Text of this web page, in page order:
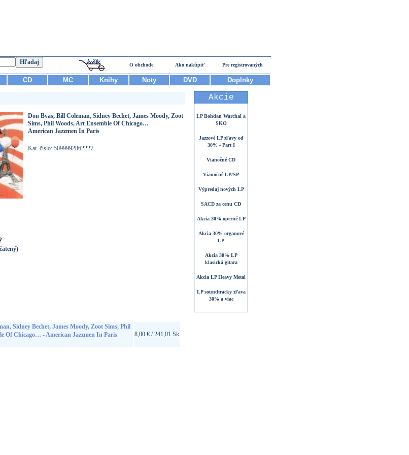
O obchode Ako nakúpiť Pre registrovaných
CD MC Knihy Noty DVD Doplnky
Don Byas, Bill Coleman, Sidney Bechet, James Moody, Zoot
Sims, Phil Woods, Art Ensemble Of Chicago…
American Jazzmen In Paris
Kat. číslo: 5099992862227
Sidney Bechet, James Moody, Zoot Sims, Phil
Of Chicago… - American Jazzmen In Paris
8,00 € / 241,01 Sk
Akcie
LP Bohdan Warchal a
SKO
Jazzové LP zľavy od
30% - Part I
Vianočné CD
Vianočné LP/SP
Výpredaj nových LP
SACD za cenu CD
Akcia 30% operné LP
Akcia 30% organové
LP
Akcia 30% LP
klasická gitara
Akcia LP Heavy Metal
LP soundtracky zľava
30% a viac